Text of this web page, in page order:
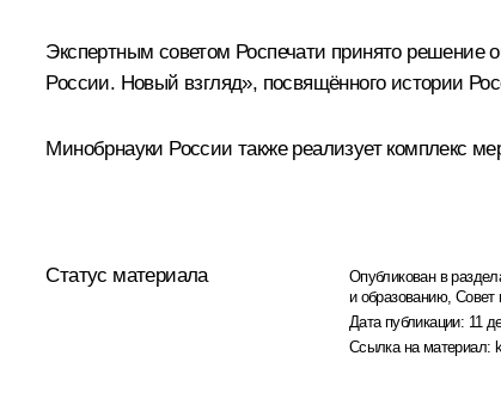
Экспертным советом Роспечати принято решение
России. Новый взгляд», посвящённого истории
Минобрнауки России также реализует комплекс
Статус материала Опубликован в
и образованию, Совет
Дата публикации: 11
Ссылка на материал: